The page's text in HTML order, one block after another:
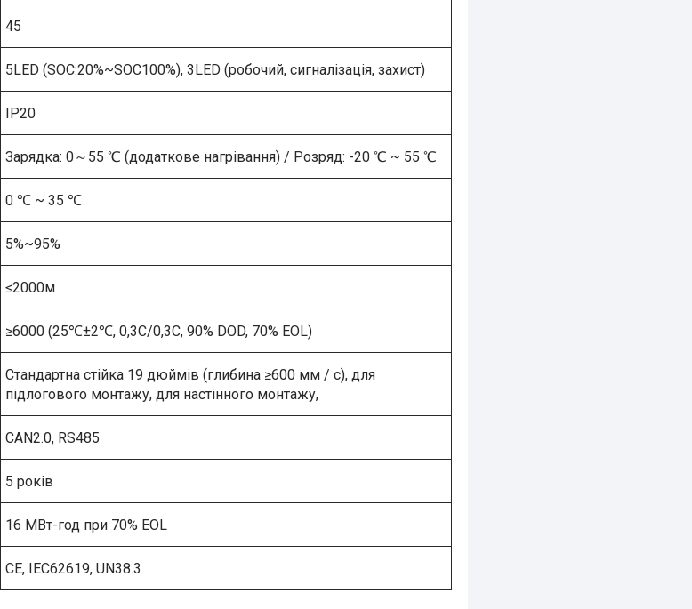
45
5LED (SOC:20%~SOC100%), 3LED (робочий, сигналізація, захист)
IP20
Зарядка: 0～55 ℃ (додаткове нагрівання) / Розряд: -20 ℃ ~ 55 ℃
0 ℃ ~ 35 ℃
5%~95%
≤2000м
≥6000 (25℃±2℃, 0,3C/0,3C, 90% DOD, 70% EOL)
Стандартна стійка 19 дюймів (глибина ≥600 мм / с), для
підлогового монтажу, для настінного монтажу,
CAN2.0, RS485
5 років
16 МВт-год при 70% EOL
CE, IEC62619, UN38.3